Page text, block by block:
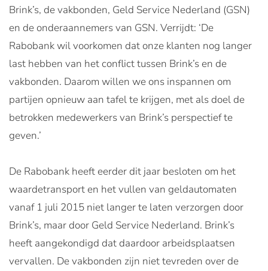
Brink’s, de vakbonden, Geld Service Nederland (GSN)
en de onderaannemers van GSN. Verrijdt: ‘De
Rabobank wil voorkomen dat onze klanten nog langer
last hebben van het conflict tussen Brink’s en de
vakbonden. Daarom willen we ons inspannen om
partijen opnieuw aan tafel te krijgen, met als doel de
betrokken medewerkers van Brink’s perspectief te
geven.’
De Rabobank heeft eerder dit jaar besloten om het
waardetransport en het vullen van geldautomaten
vanaf 1 juli 2015 niet langer te laten verzorgen door
Brink’s, maar door Geld Service Nederland. Brink’s
heeft aangekondigd dat daardoor arbeidsplaatsen
vervallen. De vakbonden zijn niet tevreden over de